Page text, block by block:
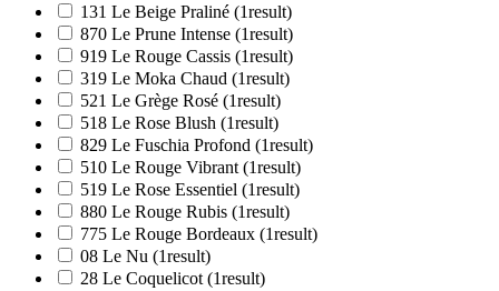
131 Le Beige Praliné (1result)
870 Le Prune Intense (1result)
919 Le Rouge Cassis (1result)
319 Le Moka Chaud (1result)
521 Le Grège Rosé (1result)
518 Le Rose Blush (1result)
829 Le Fuschia Profond (1result)
510 Le Rouge Vibrant (1result)
519 Le Rose Essentiel (1result)
880 Le Rouge Rubis (1result)
775 Le Rouge Bordeaux (1result)
08 Le Nu (1result)
28 Le Coquelicot (1result)